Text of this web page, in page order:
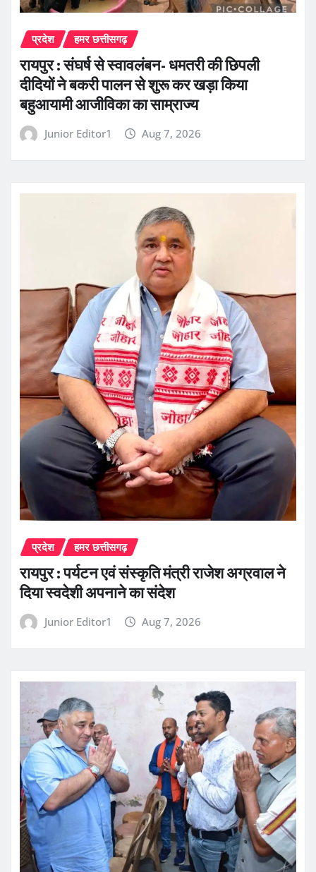
प्रदेश हमर छत्तीसगढ़
रायपुर : संघर्ष से स्वावलंबन- धमतरी की छिपली
दीदियों ने बकरी पालन से शुरू कर खड़ा किया
बहुआयामी आजीविका का साम्राज्य
Junior Editor1 Aug 7, 2026
प्रदेश हमर छत्तीसगढ़
रायपुर : पर्यटन एवं संस्कृति मंत्री राजेश अग्रवाल ने
दिया स्वदेशी अपनाने का संदेश
Junior Editor1 Aug 7, 2026